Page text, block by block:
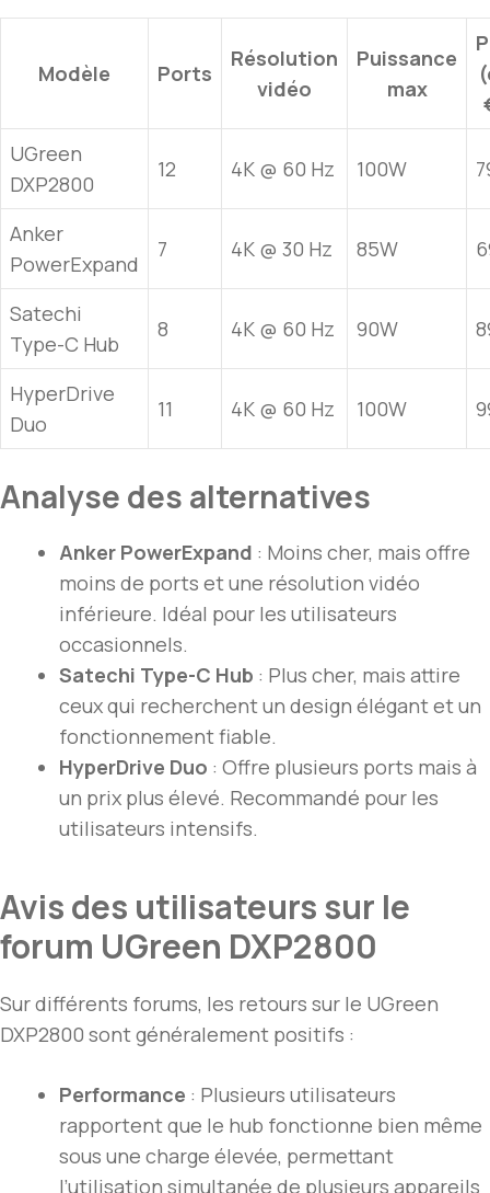
Modèle Ports
Résolution
vidéo
Puissance
max
UGreen
DXP2800
12 4K @ 60 Hz 100W
Anker
PowerExpand
7 4K @ 30 Hz 85W
Satechi
Type-C Hub
8 4K @ 60 Hz 90W
HyperDrive
Duo
11 4K @ 60 Hz 100W
Analyse des alternatives
Anker PowerExpand : Moins cher, mais offre
moins de ports et une résolution vidéo
inférieure. Idéal pour les utilisateurs
occasionnels.
Satechi Type-C Hub : Plus cher, mais attire
ceux qui recherchent un design élégant et un
fonctionnement fiable.
HyperDrive Duo : Offre plusieurs ports mais à
un prix plus élevé. Recommandé pour les
utilisateurs intensifs.
Avis des utilisateurs sur le
forum UGreen DXP2800
Sur différents forums, les retours sur le UGreen
DXP2800 sont généralement positifs :
Performance : Plusieurs utilisateurs
rapportent que le hub fonctionne bien même
sous une charge élevée, permettant
l’utilisation simultanée de plusieurs appareils